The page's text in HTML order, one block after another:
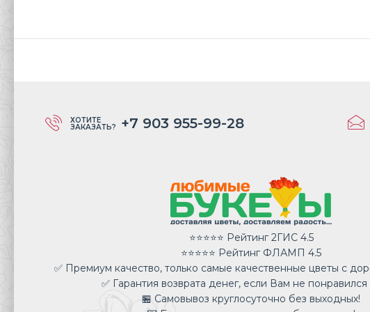
ХОТИТЕ
ЗАКАЗАТЬ? +7 903 955-99-28
⭐⭐⭐⭐⭐ Рейтинг 2ГИС 4.5
⭐⭐⭐⭐⭐ Рейтинг ФЛАМП 4.5
✅ Премиум качество, только самые качественные цветы с
✅ Гарантия возврата денег, если Вам не понравился
🏪 Самовывоз круглосуточно без выходных!